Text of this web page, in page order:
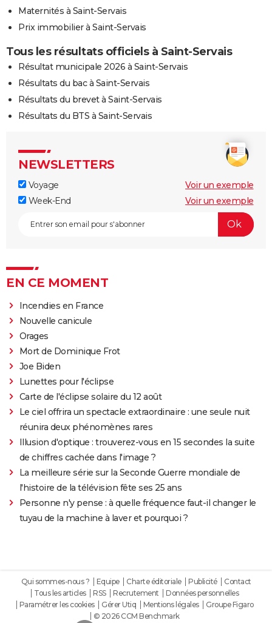
Maternités à Saint-Servais
Prix immobilier à Saint-Servais
Tous les résultats officiels à Saint-Servais
Résultat municipale 2026 à Saint-Servais
Résultats du bac à Saint-Servais
Résultats du brevet à Saint-Servais
Résultats du BTS à Saint-Servais
NEWSLETTERS
Voyage
Voir un exemple
Week-End
Voir un exemple
EN CE MOMENT
Incendies en France
Nouvelle canicule
Orages
Mort de Dominique Frot
Joe Biden
Lunettes pour l'éclipse
Carte de l'éclipse solaire du 12 août
Le ciel offrira un spectacle extraordinaire : une seule nuit
réunira deux phénomènes rares
Illusion d'optique : trouverez-vous en 15 secondes la suite
de chiffres cachée dans l'image ?
La meilleure série sur la Seconde Guerre mondiale de
l'histoire de la télévision fête ses 25 ans
Personne n'y pense : à quelle fréquence faut-il changer le
tuyau de la machine à laver et pourquoi ?
Qui sommes-nous ? Equipe Charte éditoriale Publicité
Contact
Tous les articles
RSS Recrutement
Données personnelles
Paramétrer les cookies
Gérer Utiq Mentions légales
Groupe Figaro
© 2026 CCM Benchmark